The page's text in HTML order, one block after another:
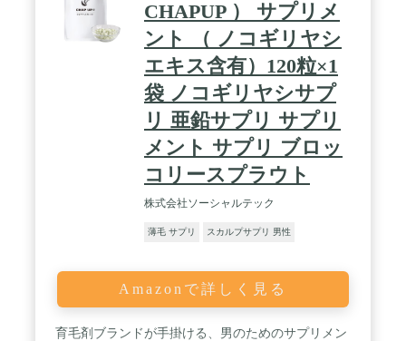
CHAPUP ） サプリメ
ント （ ノコギリヤシ
エキス含有）120粒×1
袋 ノコギリヤシサプ
リ 亜鉛サプリ サプリ
メント サプリ ブロッ
コリースプラウト
株式会社ソーシャルテック
薄毛 サプリ スカルプサプリ 男性
Amazonで詳しく見る
育毛剤ブランドが手掛ける、男のためのサプリメン